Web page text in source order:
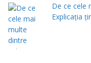
De ce cele
Explicația